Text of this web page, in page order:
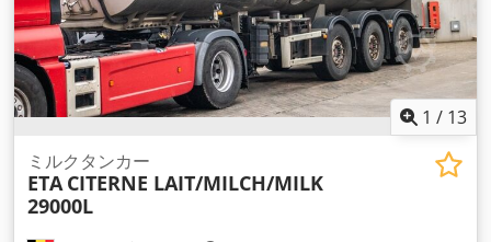
1 / 13
ミルクタンカー
ETA CITERNE LAIT/MILCH/MILK
29000L